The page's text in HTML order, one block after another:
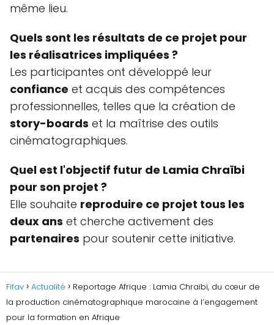
même lieu.
Quels sont les résultats de ce projet pour
les réalisatrices impliquées ?
Les participantes ont développé leur
confiance et acquis des compétences
professionnelles, telles que la création de
story-boards et la maîtrise des outils
cinématographiques.
Quel est l'objectif futur de Lamia Chraïbi
pour son projet ?
Elle souhaite reproduire ce projet tous les
deux ans et cherche activement des
partenaires pour soutenir cette initiative.
Fifav Actualité
Reportage Afrique : Lamia Chraïbi, du cœur de
la production cinématographique marocaine à l’engagement
pour la formation en Afrique